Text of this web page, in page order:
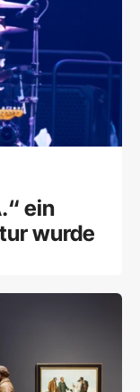
ein
wurde